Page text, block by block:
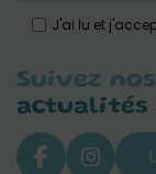
J'ai lu et
Suivez nos
actualités